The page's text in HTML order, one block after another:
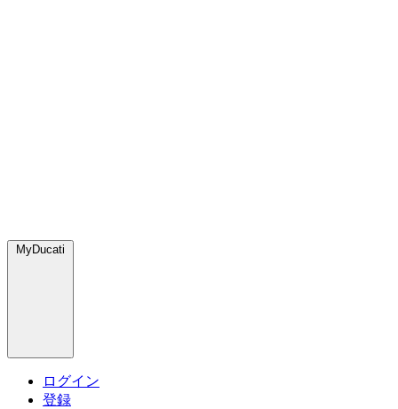
MyDucati
ログイン
登録